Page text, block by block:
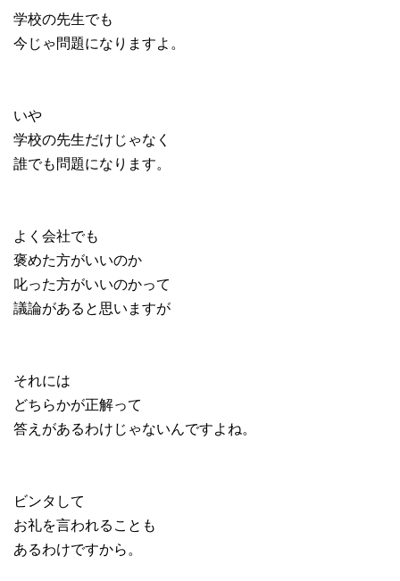
学校の先生でも
今じゃ問題になりますよ。
いや
学校の先生だけじゃなく
誰でも問題になります。
よく会社でも
褒めた方がいいのか
叱った方がいいのかって
議論があると思いますが
それには
どちらかが正解って
答えがあるわけじゃないんですよね。
ビンタして
お礼を言われることも
あるわけですから。